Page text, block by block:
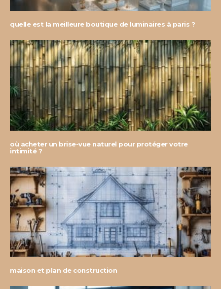
quelle est la meilleure boutique de luminaires à paris ?
où acheter un brise-vue naturel pour protéger votre
intimité ?
maison et plan de construction